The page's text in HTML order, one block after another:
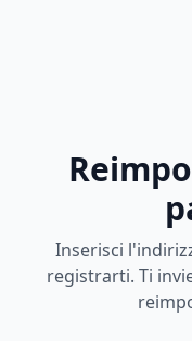
Inserisci
registrarti. Ti